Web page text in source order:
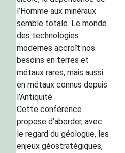
l’Homme aux minéraux
semble totale. Le monde
des technologies
modernes accroît nos
besoins en terres et
métaux rares, mais aussi
en métaux connus depuis
l’Antiquité.
Cette conférence
propose d’aborder, avec
le regard du géologue, les
enjeux géostratégiques,